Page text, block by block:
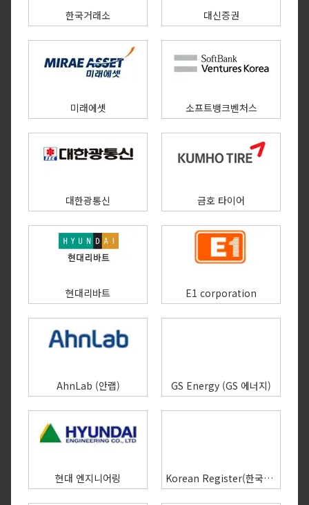
한국거래소 대신증권
미래에셋 소프트뱅크벤처스
대한광통신 금호 타이어
현대리바트 E1 corporation
AhnLab (안랩) GS Energy (GS 에너지)
현대 엔지니어링 Korean Register(한국선급)